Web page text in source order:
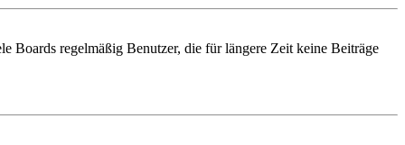
Boards regelmäßig Benutzer, die für längere Zeit keine Beiträge